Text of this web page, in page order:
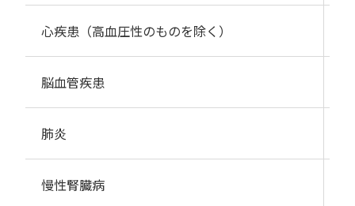
心疾患（高血圧性のものを除く）
脳血管疾患
肺炎
慢性腎臓病